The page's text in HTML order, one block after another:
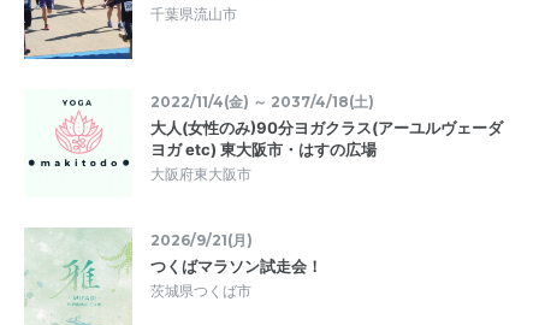
千葉県流山市
2022/11/4(金) ～ 2037/4/18(土)
大人(女性のみ)90分ヨガクラス(アーユルヴェーダ
ヨガ etc) 東大阪市・はすの広場
大阪府東大阪市
2026/9/21(月)
つくばマラソン試走会！
茨城県つくば市